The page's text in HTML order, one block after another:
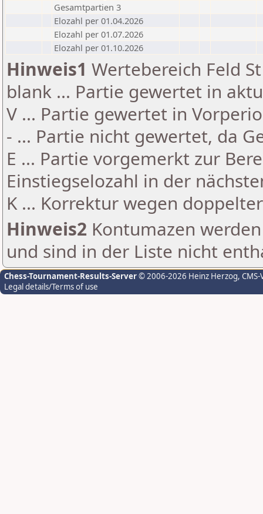
Gesamtpartien 3
Elozahl per 01.04.2026
Elozahl per 01.07.2026
Elozahl per 01.10.2026
Hinweis1 Wertebereich Feld
blank ... Partie gewertet in
V ... Partie gewertet in
- ... Partie nicht gewertet, da
E ... Partie vorgemerkt zur
Einstiegselozahl in der
K ... Korrektur wegen
Hinweis2 Kontumazen
und sind in der Liste nicht
Chess-Tournament-Results-Server© 2006-2026 Heinz Herzog,
Legal details/Terms of use